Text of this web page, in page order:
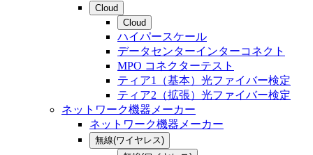
Cloud
Cloud
ハイパースケール
データセンターインターコネクト
MPO コネクターテスト
ティア1（基本）光ファイバー検定
ティア2（拡張）光ファイバー検定
ネットワーク機器メーカー
ネットワーク機器メーカー
無線(ワイヤレス)